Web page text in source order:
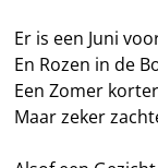
Er is een Juni
En Rozen in de
Een Zomer
Maar zeker